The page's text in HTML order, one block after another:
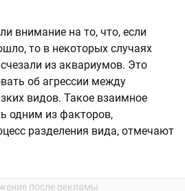
внимание на то, что, если
то в некоторых случаях
из аквариумов. Это
об агрессии между
видов. Такое взаимное
одним из факторов,
разделения вида, отмечают